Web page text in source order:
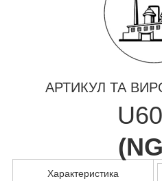
АРТИКУЛ ТА
(
Характеристика